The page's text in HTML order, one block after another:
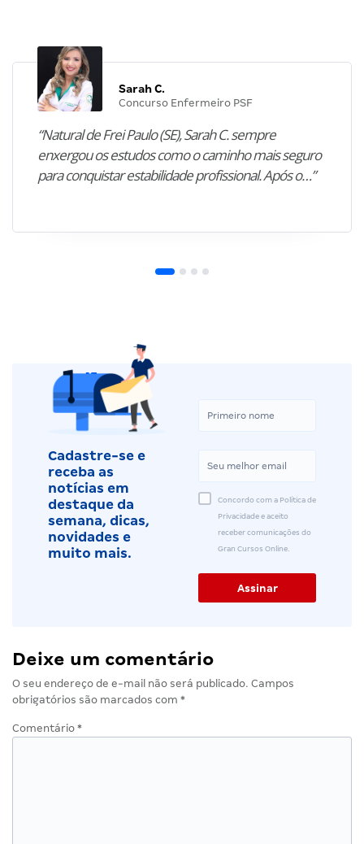
Sarah C.
Concurso Enfermeiro PSF
“Natural de Frei Paulo (SE), Sarah C. sempre
enxergou os estudos como o caminho mais seguro
para conquistar estabilidade profissional. Após o…”
Cadastre-se e
receba as
notícias em
destaque da
semana, dicas,
novidades e
muito mais.
Concordo com a Política de
Privacidade e aceito
receber comunicações do
Gran Cursos Online.
Deixe um comentário
O seu endereço de e-mail não será publicado. Campos
obrigatórios são marcados com *
Comentário *